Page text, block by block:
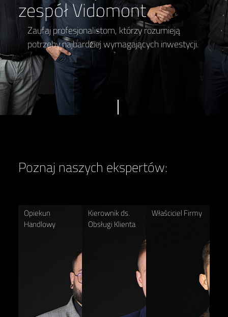
zespół Vidomont
Zaufaj profesjonalistom, którzy rozumieją
potrzeby najbardziej wymagających inwestycji.
Poznaj naszych ekspertów:
Opiekun
Handlowy
Kierownik ds.
Obsługi Klienta
Właściciel Firmy